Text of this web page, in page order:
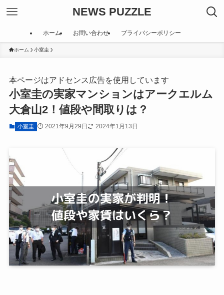
NEWS PUZZLE
ホーム お問い合わせ プライバシーポリシー
ホーム 小室圭
本ページはアドセンス広告を使用しています
小室圭の実家マンションはアークエルム
大倉山2！値段や間取りは？
小室圭 2021年9月29日 2024年1月13日